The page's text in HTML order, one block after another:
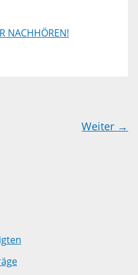
NACHHÖREN!
Weiter →